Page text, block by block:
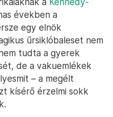
években a
egy elnök
űrsiklóbaleset nem
tudta a gyerek
de a vakuemlékek
– a megélt
kísérő érzelmi sokk